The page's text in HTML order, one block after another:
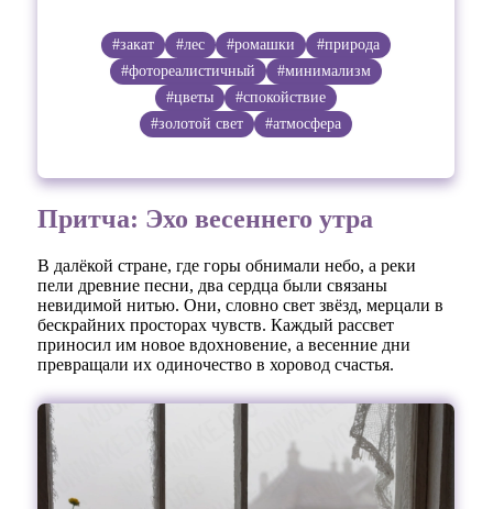
#закат #лес #ромашки
#природа
#фотореалистичный
#минимализм
#цветы
#спокойствие
#золотой свет
#атмосфера
Притча: Эхо весеннего утра
В далёкой стране, где горы обнимали небо, а реки
пели древние песни, два сердца были связаны
невидимой нитью. Они, словно свет звёзд, мерцали в
бескрайних просторах чувств. Каждый рассвет
приносил им новое вдохновение, а весенние дни
превращали их одиночество в хоровод счастья.